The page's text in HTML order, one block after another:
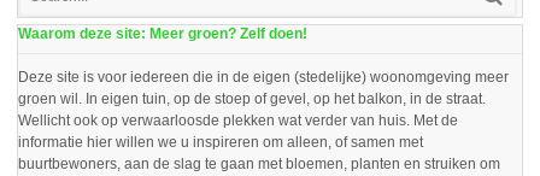
Waarom deze site: Meer groen? Zelf doen!
Deze site is voor iedereen die in de eigen (stedelijke) woonomgeving meer
groen wil. In eigen tuin, op de stoep of gevel, op het balkon, in de straat.
Wellicht ook op verwaarloosde plekken wat verder van huis. Met de
informatie hier willen we u inspireren om alleen, of samen met
buurtbewoners, aan de slag te gaan met bloemen, planten en struiken om